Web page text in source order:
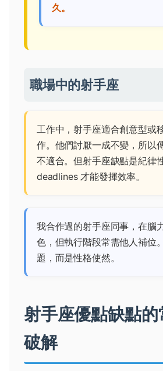
久。
職場中的射手座
工作中，射手座適合創意型或
作。他們討厭一成不變，所以
不適合。但射手座缺點是紀律
deadlines 才能發揮效率。
我合作過的射手座同事，在腦
色，但執行階段常需他人補位
題，而是性格使然。
射手座優點缺點
破解